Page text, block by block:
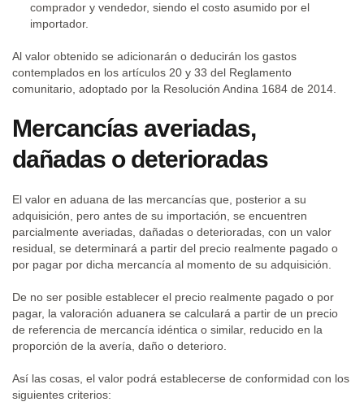
comprador y vendedor, siendo el costo asumido por el
importador.
Al valor obtenido se adicionarán o deducirán los gastos
contemplados en los artículos 20 y 33 del Reglamento
comunitario, adoptado por la Resolución Andina 1684 de 2014.
Mercancías averiadas,
dañadas o deterioradas
El valor en aduana de las mercancías que, posterior a su
adquisición, pero antes de su importación, se encuentren
parcialmente averiadas, dañadas o deterioradas, con un valor
residual, se determinará a partir del precio realmente pagado o
por pagar por dicha mercancía al momento de su adquisición.
De no ser posible establecer el precio realmente pagado o por
pagar, la valoración aduanera se calculará a partir de un precio
de referencia de mercancía idéntica o similar, reducido en la
proporción de la avería, daño o deterioro.
Así las cosas, el valor podrá establecerse de conformidad con los
siguientes criterios: